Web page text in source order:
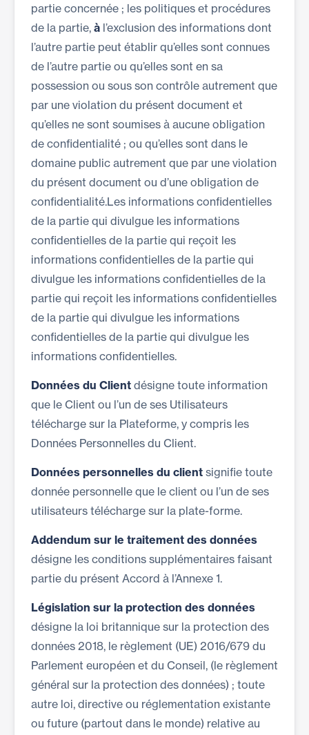
partie concernée ; les politiques et procédures
de la partie, à l’exclusion des informations dont
l’autre partie peut établir qu’elles sont connues
de l’autre partie ou qu’elles sont en sa
possession ou sous son contrôle autrement que
par une violation du présent document et
qu’elles ne sont soumises à aucune obligation
de confidentialité ; ou qu’elles sont dans le
domaine public autrement que par une violation
du présent document ou d’une obligation de
confidentialité.Les informations confidentielles
de la partie qui divulgue les informations
confidentielles de la partie qui reçoit les
informations confidentielles de la partie qui
divulgue les informations confidentielles de la
partie qui reçoit les informations confidentielles
de la partie qui divulgue les informations
confidentielles de la partie qui divulgue les
informations confidentielles.
Données du Client désigne toute information
que le Client ou l’un de ses Utilisateurs
télécharge sur la Plateforme, y compris les
Données Personnelles du Client.
Données personnelles du client signifie toute
donnée personnelle que le client ou l’un de ses
utilisateurs télécharge sur la plate-forme.
Addendum sur le traitement des données
désigne les conditions supplémentaires faisant
partie du présent Accord à l’Annexe 1.
Législation sur la protection des données
désigne la loi britannique sur la protection des
données 2018, le règlement (UE) 2016/679 du
Parlement européen et du Conseil, (le règlement
général sur la protection des données) ; toute
autre loi, directive ou réglementation existante
ou future (partout dans le monde) relative au